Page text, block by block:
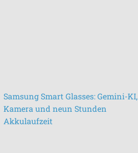
Samsung Smart Glasses: Gemini-KI,
Kamera und neun Stunden
Akkulaufzeit